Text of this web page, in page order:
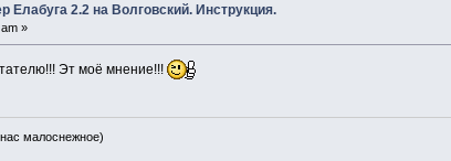
Елабуга 2.2 на Волговский. Инструкция.
»
Эт моё мнение!!!
малоснежное)